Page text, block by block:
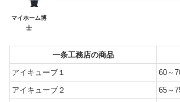
マイホーム博
士
一条工務店の商品
アイキューブ１
60～
アイキューブ２
65～